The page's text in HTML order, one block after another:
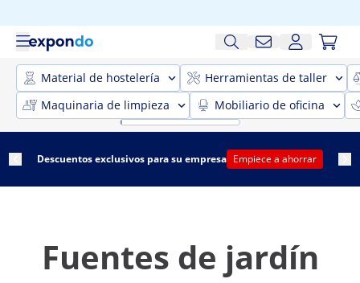
Material de hostelería
Herramientas de taller
Maquinaria de limpieza
Mobiliario de oficina
Descuentos exclusivos para su empresa Empiece a ahorrar
Fuentes de jardín